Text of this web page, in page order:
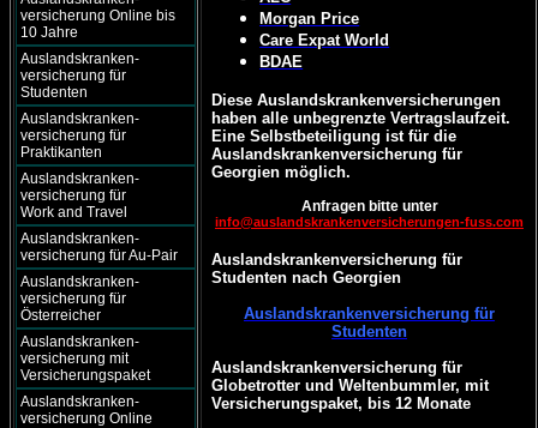
versicherung Online bis
10 Jahre
Auslandskranken-
versicherung für
Studenten
Auslandskranken-
versicherung für
Praktikanten
Auslandskranken-
versicherung für
Work and Travel
Auslandskranken-
versicherung für Au-Pair
Auslandskranken-
versicherung für
Österreicher
Auslandskranken-
versicherung mit
Versicherungspaket
Auslandskranken-
versicherung Online
Morgan Price
Care Expat World
BDAE
Diese Auslandskrankenversicherungen
haben alle unbegrenzte Vertragslaufzeit.
Eine Selbstbeteiligung ist für die
Auslandskrankenversicherung für
Georgien möglich.
Anfragen bitte unter
info@auslandskrankenversicherungen-fuss.com
Auslandskrankenversicherung für
Studenten nach Georgien
Auslandskrankenversicherung für
Studenten
Auslandskrankenversicherung für
Globetrotter und Weltenbummler, mit
Versicherungspaket, bis 12 Monate